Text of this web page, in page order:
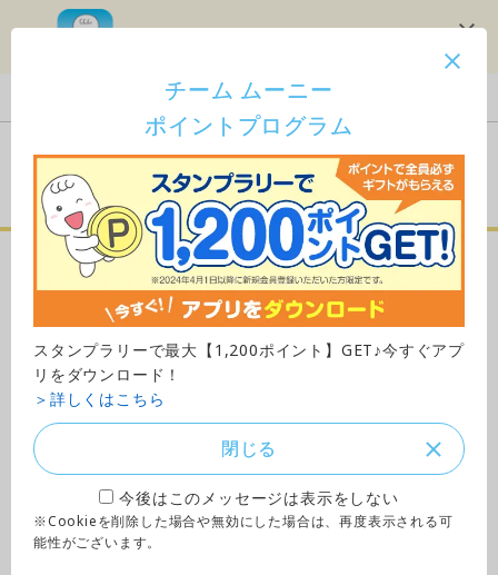
ご購入はこちら
チーム ムーニー
ポイントプログラム
スタンプラリーで最大【1,200ポイント】GET♪今すぐアプ
リをダウンロード！
＞詳しくはこちら
閉じる
今後はこのメッセージは表示をしない
※Cookieを削除した場合や無効にした場合は、再度表示される可
能性がございます。
監修・参考文献
池田裕一先生 プロフィール